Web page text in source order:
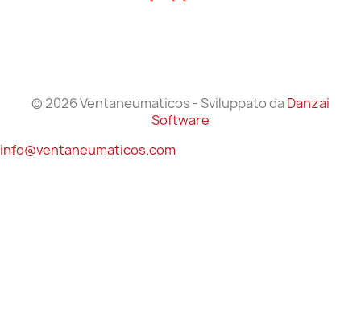
© 2026 Ventaneumaticos - Sviluppato daDanzai
Software
info@ventaneumaticos.com